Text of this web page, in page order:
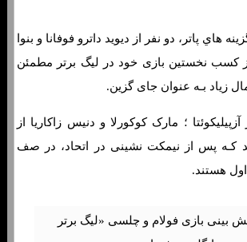
هاي‌ پاتر، دو نفر از دیوید داترو فوفانا و بنوا
از کسب نخستین بازی خود در لیگ برتر مطمئن
زیاد بـه عنوان جای گزین.
؛ مارک کوکورلا و دنیس زاکاریا از
کـه پس از نیمکت نشینی در اتحاد، در صف
هستند.